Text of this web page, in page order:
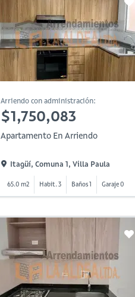
Arriendo con administración:
$1,750,083
Apartamento En Arriendo
Itagüí, Comuna 1, Villa Paula
65.0 m2 Habit. 3 Baños 1 Garaje 0